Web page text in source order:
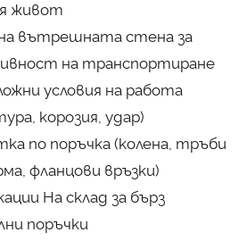
живот
вътрешната стена за
на транспортиране
условия на работа
корозия, удар)
по поръчка (колена, тръби
фланцови връзки)
На склад за бърз
поръчки